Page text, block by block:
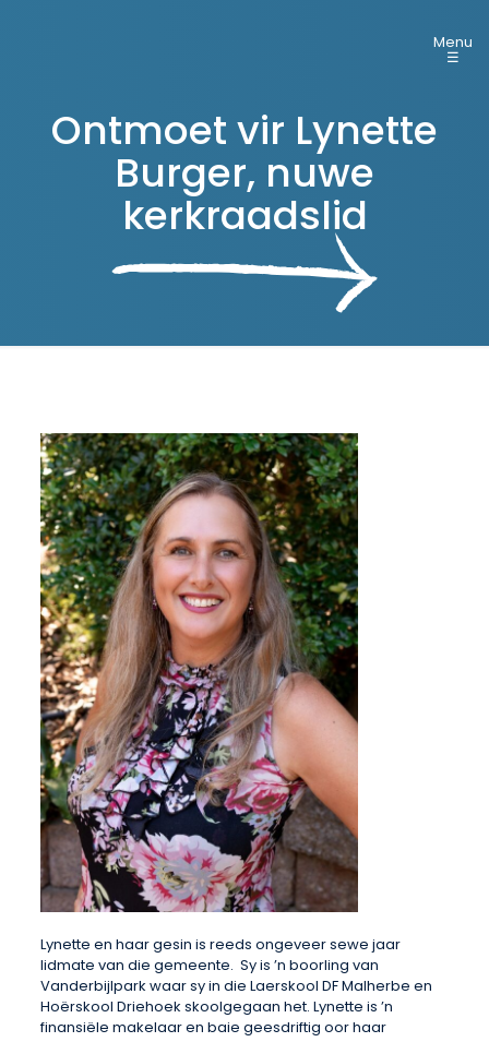
Menu
☰
Ontmoet vir Lynette
Burger, nuwe
kerkraadslid
Lynette en haar gesin is reeds ongeveer sewe jaar
lidmate van die gemeente. Sy is ’n boorling van
Vanderbijlpark waar sy in die Laerskool DF Malherbe en
Hoërskool Driehoek skoolgegaan het. Lynette is ’n
finansiële makelaar en baie geesdriftig oor haar